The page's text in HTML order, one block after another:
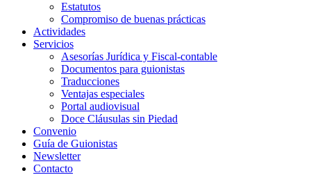
Estatutos
Compromiso de buenas prácticas
Actividades
Servicios
Asesorías Jurídica y Fiscal-contable
Documentos para guionistas
Traducciones
Ventajas especiales
Portal audiovisual
Doce Cláusulas sin Piedad
Convenio
Guía de Guionistas
Newsletter
Contacto